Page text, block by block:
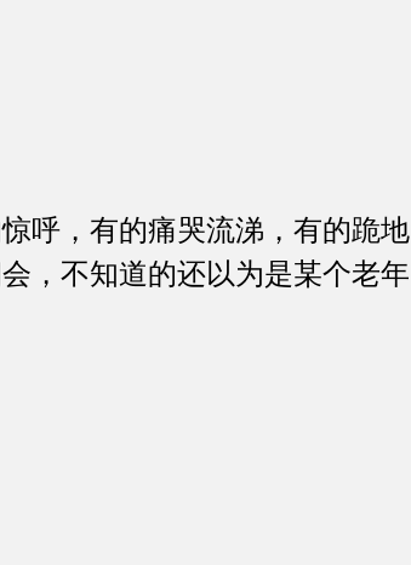
呼，有的痛哭流涕，有的跪地
，不知道的还以为是某个老年